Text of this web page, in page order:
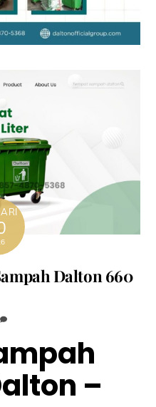
Dalton 660
–